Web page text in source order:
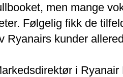
men mange
Følgelig fikk de
Ryanairs kunder
i